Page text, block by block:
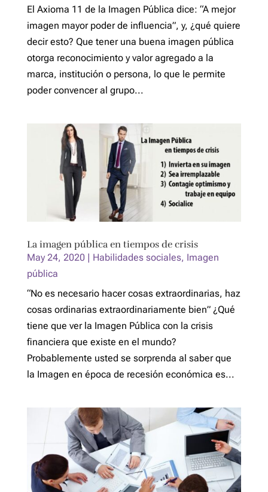
El Axioma 11 de la Imagen Pública dice: “A mejor
imagen mayor poder de influencia”, y, ¿qué quiere
decir esto? Que tener una buena imagen pública
otorga reconocimiento y valor agregado a la
marca, institución o persona, lo que le permite
poder convencer al grupo...
La imagen pública en tiempos de crisis
May 24, 2020| Habilidades sociales, Imagen
pública
“No es necesario hacer cosas extraordinarias, haz
cosas ordinarias extraordinariamente bien” ¿Qué
tiene que ver la Imagen Pública con la crisis
financiera que existe en el mundo?
Probablemente usted se sorprenda al saber que
la Imagen en época de recesión económica es...